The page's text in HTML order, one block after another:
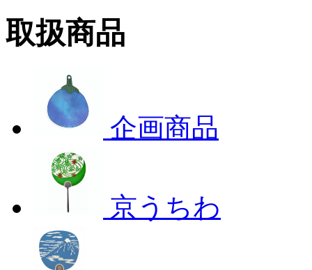
取扱商品
企画商品
京うちわ